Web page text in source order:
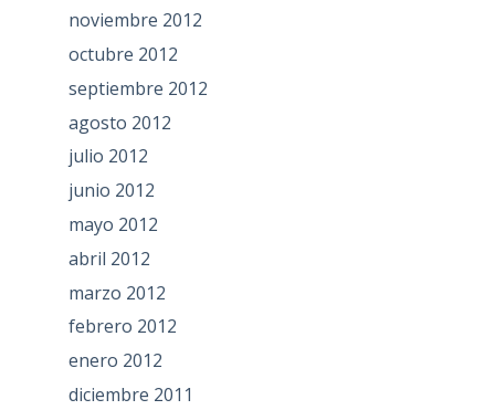
noviembre 2012
octubre 2012
septiembre 2012
agosto 2012
julio 2012
junio 2012
mayo 2012
abril 2012
marzo 2012
febrero 2012
enero 2012
diciembre 2011